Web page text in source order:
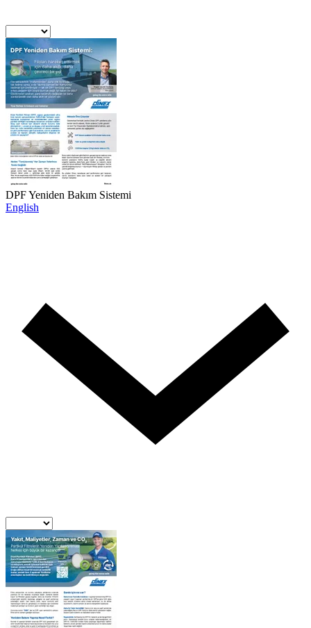
DPF Yeniden Bakım Sistemi
English